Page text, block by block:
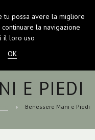
E PIEDI
Benessere Mani e Piedi
tu possa avere la migliore
la navigazione
il loro uso
OK